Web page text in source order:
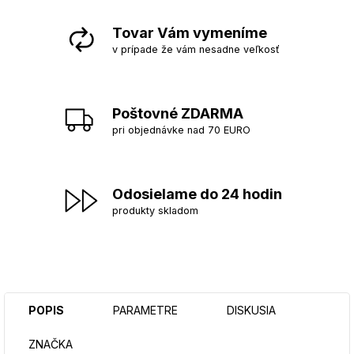
Tovar Vám vymeníme
v prípade že vám nesadne veľkosť
Poštovné ZDARMA
pri objednávke nad 70 EURO
Odosielame do 24 hodin
produkty skladom
POPIS PARAMETRE DISKUSIA
ZNAČKA